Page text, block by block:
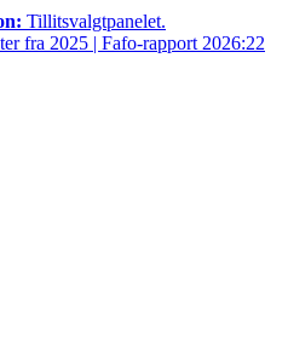
Tillitsvalgtpanelet.
fra 2025 | Fafo-rapport 2026:22